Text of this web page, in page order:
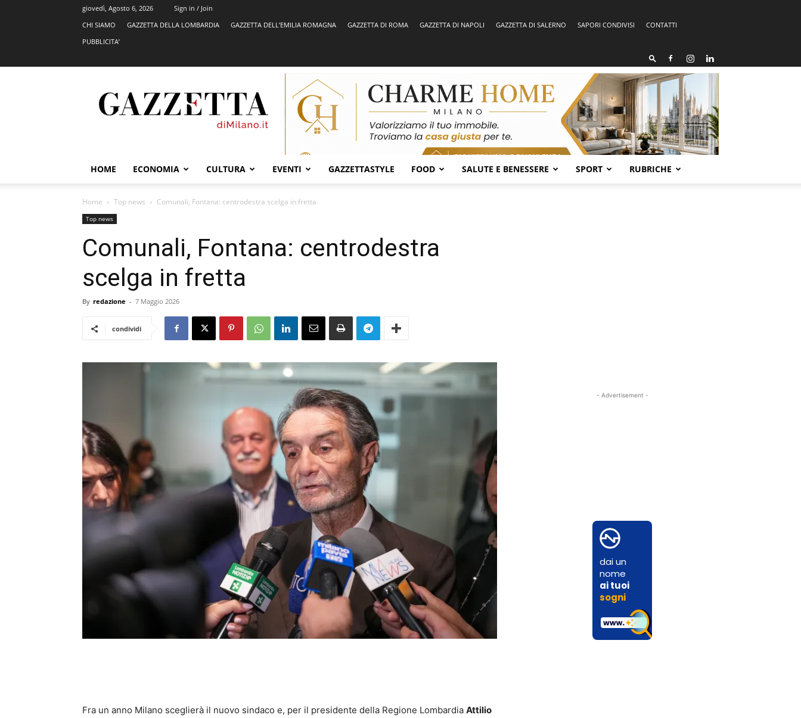
giovedì, Agosto 6, 2026
Sign in / Join
CHI SIAMO
GAZZETTA DELLA LOMBARDIA GAZZETTA DELL’EMILIA ROMAGNA GAZZETTA DI ROMA GAZZETTA DI NAPOLI GAZZETTA DI SALERNO SAPORI CONDIVISI
CONTATTI
PUBBLICITA’
HOME ECONOMIA CULTURA EVENTI GAZZETTASTYLE FOOD SALUTE E BENESSERE SPORT RUBRICHE
Home Top news Comunali, Fontana: centrodestra scelga in fretta
Top news
Comunali, Fontana: centrodestra
scelga in fretta
By redazione - 7 Maggio 2026
condividi
Fra un anno Milano sceglierà il nuovo sindaco e, per il presidente della Regione Lombardia Attilio
- Advertisement -